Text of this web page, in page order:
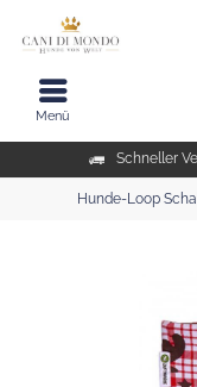
Schneller
Menü
Hunde-Loop